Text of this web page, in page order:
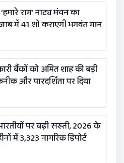
राम’ नाट्य मंचन का
में 41 शो कराएगी भगवंत मान
बैंकों को अमित शाह की बड़ी
और पारदर्शिता पर दिया
पर बढ़ी सख्ती, 2026 के
में 3,323 नागरिक डिपोर्ट